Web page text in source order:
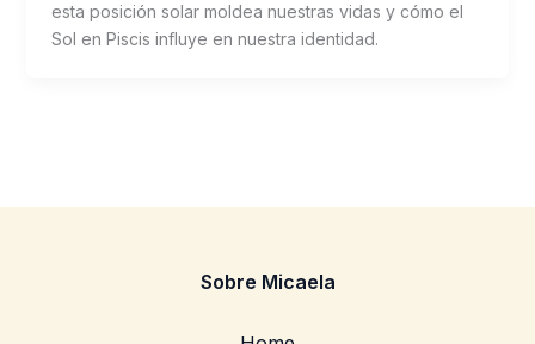
esta posición solar moldea nuestras vidas y cómo el
Sol en Piscis influye en nuestra identidad.
Sobre Micaela